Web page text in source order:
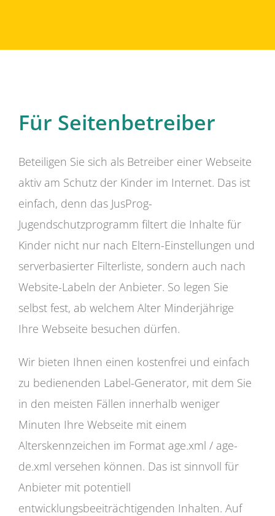
Für Seitenbetreiber
Beteiligen Sie sich als Betreiber einer Webseite
aktiv am Schutz der Kinder im Internet. Das ist
einfach, denn das JusProg-
Jugendschutzprogramm filtert die Inhalte für
Kinder nicht nur nach Eltern-Einstellungen und
serverbasierter Filterliste, sondern auch nach
Website-Labeln der Anbieter. So legen Sie
selbst fest, ab welchem Alter Minderjährige
Ihre Webseite besuchen dürfen.
Wir bieten Ihnen einen kostenfrei und einfach
zu bedienenden Label-Generator, mit dem Sie
in den meisten Fällen innerhalb weniger
Minuten Ihre Webseite mit einem
Alterskennzeichen im Format age.xml / age-
de.xml versehen können. Das ist sinnvoll für
Anbieter mit potentiell
entwicklungsbeeiträchtigenden Inhalten. Auf